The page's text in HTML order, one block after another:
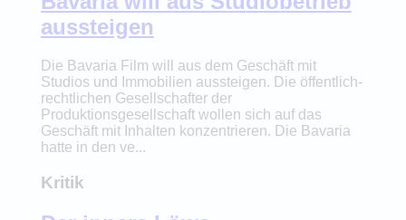
aussteigen
Die Bavaria Film will aus dem Geschäft mit
Studios und Immobilien aussteigen. Die öffentlich-
rechtlichen Gesellschafter der
Produktionsgesellschaft wollen sich auf das
Geschäft mit Inhalten konzentrieren. Die Bavaria
hatte in den ve...
Kritik